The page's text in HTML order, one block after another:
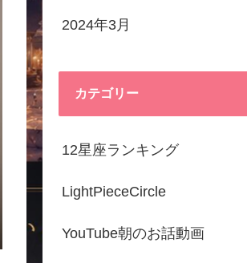
2024年3月
カテゴリー
12星座ランキング
LightPieceCircle
YouTube朝のお話動画